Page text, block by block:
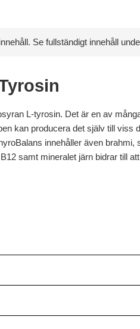
Se fullständigt innehåll
L-tyrosin. Det är en av
kan producera det själv till viss
innehåller även
samt mineralet järn bidrar till